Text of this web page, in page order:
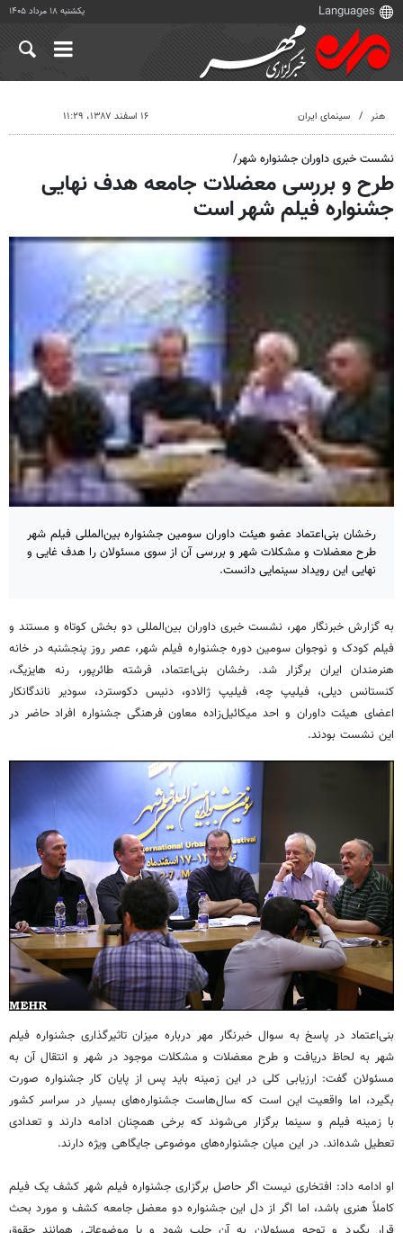
یکشنبه ۱۸ مرداد ۱۴۰۵
هنر سینمای ایران ۱۶ اسفند ۱۳۸۷، ۱۱:۲۹
نشست خبری داوران جشنواره شهر/
طرح و بررسی معضلات جامعه هدف نهایی
جشنواره فیلم شهر است
رخشان بنی‌اعتماد عضو هیئت داوران سومین جشنواره بین‌المللی فیلم شهر
طرح معضلات و مشکلات شهر و بررسی آن از سوی مسئولان را هدف غایی و
نهایی این رویداد سینمایی دانست.
به گزارش خبرنگار مهر، نشست خبری داوران بین‌المللی دو بخش کوتاه و مستند و
فیلم کودک و نوجوان سومین دوره جشنواره فیلم شهر، عصر روز پنجشنبه در خانه
هنرمندان ایران برگزار شد. رخشان بنی‌اعتماد، فرشته طائرپور، رنه هایزیگ،
کنستانس دیلی، فیلیپ چه، فیلیپ ژالادو، دنیس دکوسترد، سودیر ناندگانکار
اعضای هیئت داوران و احد میکائیل‌زاده معاون فرهنگی جشنواره افراد حاضر در
این نشست بودند.
بنی‌اعتماد در پاسخ به سوال خبرنگار مهر درباره میزان تاثیرگذاری جشنواره فیلم
شهر به لحاظ دریافت و طرح معضلات و مشکلات موجود در شهر و انتقال آن به
مسئولان گفت: ارزیابی کلی در این زمینه باید پس از پایان کار جشنواره صورت
بگیرد، اما واقعیت این است که سال‌هاست جشنواره‌های بسیار در سراسر کشور
با زمینه فیلم و سینما برگزار می‌شوند که برخی همچنان ادامه دارند و تعدادی
تعطیل شده‌اند. در این میان جشنواره‌های موضوعی جایگاهی ویژه دارند.
او ادامه داد: افتخاری نیست اگر حاصل برگزاری جشنواره فیلم شهر کشف یک فیلم
کاملاً هنری باشد، اما اگر از دل این جشنواره دو معضل جامعه کشف و مورد بحث